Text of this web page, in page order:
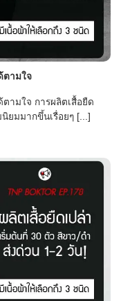
ตามใจ
ามใจ การผลิตเสื้อยืด
ยมมากขึ้นเรื่อยๆ [...]